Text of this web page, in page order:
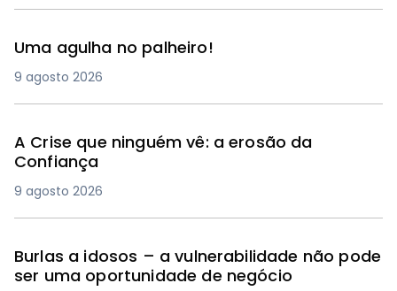
Uma agulha no palheiro!
9 agosto 2026
A Crise que ninguém vê: a erosão da
Confiança
9 agosto 2026
Burlas a idosos – a vulnerabilidade não pode
ser uma oportunidade de negócio